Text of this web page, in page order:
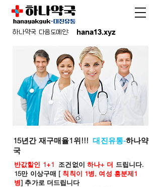
hana13.xyz
하나약국 다음도메인:
15년간 재구매율1위!!!대진유통-하나약
국
반값할인 1+1 조건없이 하나+ 더 드립니다.
15만 이상구매 [ 칙칙이 1병, 여성 흥분제1
병] 추가로 더드립니다